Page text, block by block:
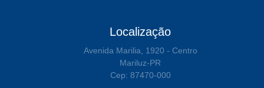
Localização
Avenida Marilia, 1920 - Centro
Mariluz-PR
Cep: 87470-000